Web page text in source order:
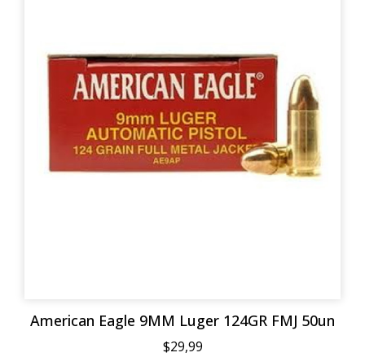
American Eagle 9MM Luger 124GR FMJ 50un
$29,99